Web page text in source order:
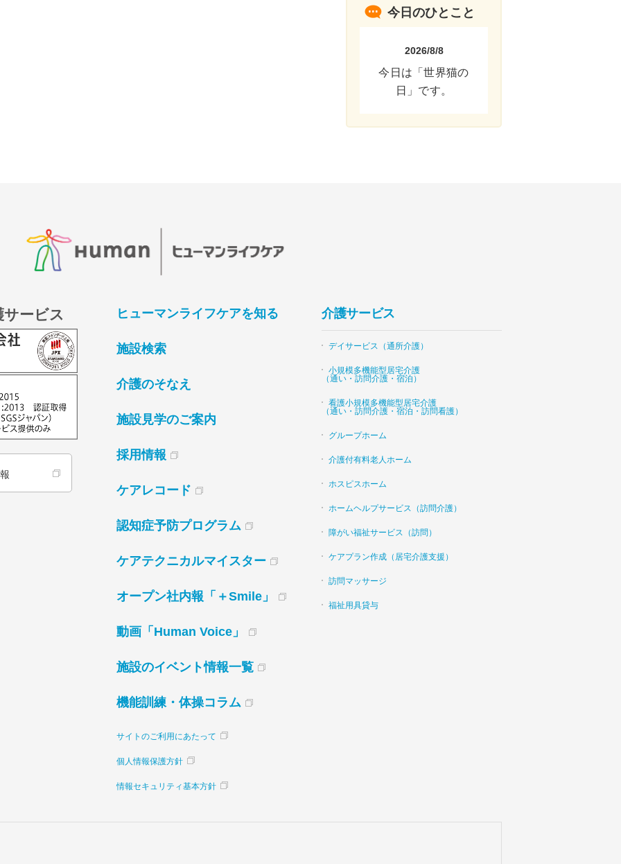
今日のひとこと
2026/8/8
今日は「世界猫の
日」です。
ービス ヒューマンライフケアを知る
施設検索
介護のそなえ
施設見学のご案内
採用情報
ケアレコード
認知症予防プログラム
ケアテクニカルマイスター
オープン社内報「＋Smile」
動画「Human Voice」
施設のイベント情報一覧
機能訓練・体操コラム
サイトのご利用にあたって
個人情報保護方針
情報セキュリティ基本方針
介護サービス
デイサービス（通所介護）
小規模多機能型居宅介護
（通い・訪問介護・宿泊）
看護小規模多機能型居宅介護
（通い・訪問介護・宿泊・訪問看護）
グループホーム
介護付有料老人ホーム
ホスピスホーム
ホームヘルプサービス（訪問介護）
障がい福祉サービス（訪問）
ケアプラン作成（居宅介護支援）
訪問マッサージ
福祉用具貸与